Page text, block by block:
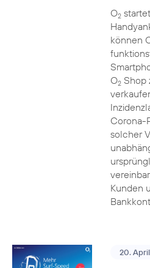
O2
können
O2Shop
Corona-
solcher
Kunden
20.